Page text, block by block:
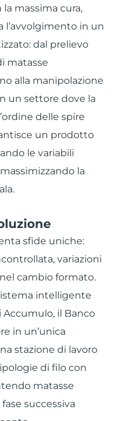
massima cura,
l’avvolgimento in un
dal prelievo
matasse
alla manipolazione
un settore dove la
delle spire
un prodotto
le variabili
la
sfide uniche:
variazioni
cambio formato.
intelligente
il Banco
in un’unica
stazione di lavoro
di filo con
matasse
successiva